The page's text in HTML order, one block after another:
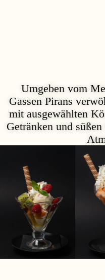
Umgeben vom
Gassen Pirans
mit ausgewählten
Getränken und